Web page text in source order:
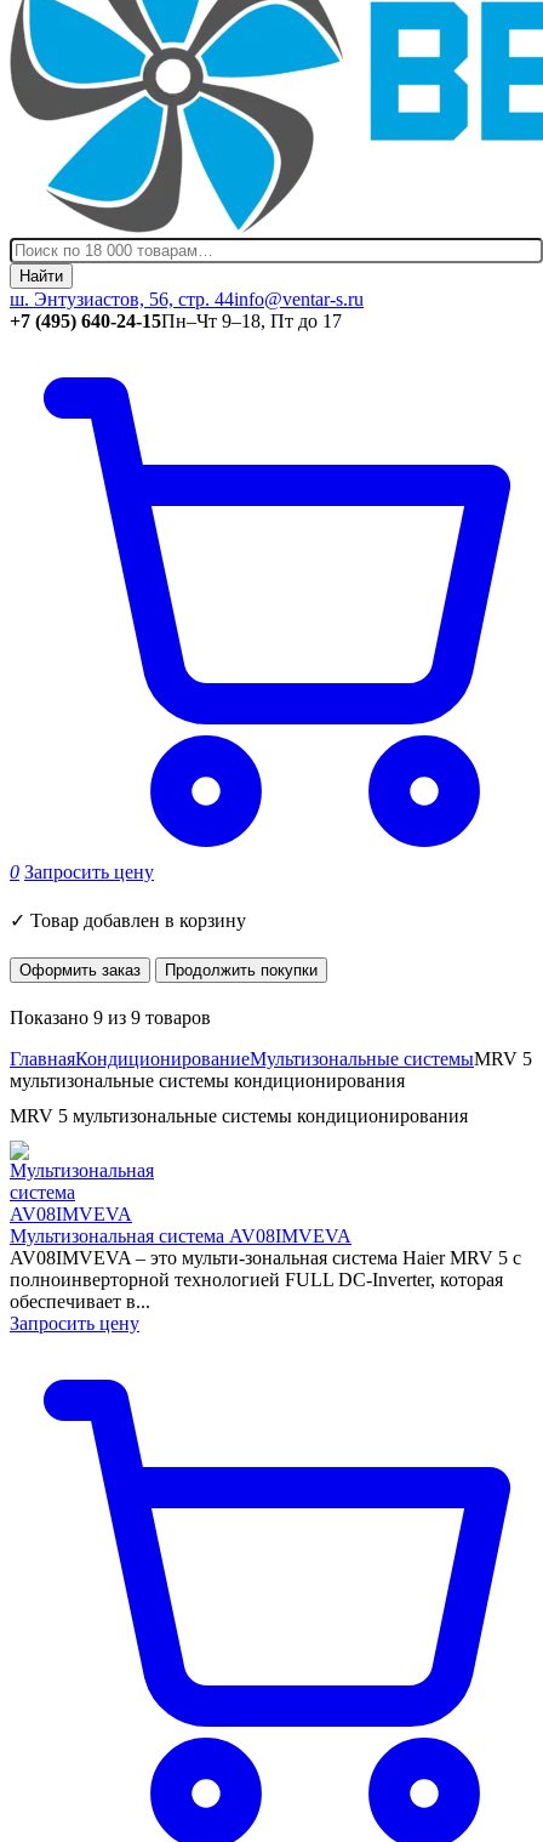
Найти
ш. Энтузиастов, 56, стр. 44info@ventar-s.ru
+7 (495) 640-24-15Пн–Чт 9–18, Пт до 17
0 Запросить цену
✓ Товар добавлен в корзину
Оформить заказ Продолжить покупки
Показано 9 из 9 товаров
ГлавнаяКондиционированиеМультизональные системыMRV 5
мультизональные системы кондиционирования
MRV 5 мультизональные системы кондиционирования
Мультизональная система AV08IMVEVA
AV08IMVEVA – это мульти-зональная система Haier MRV 5 с
полноинверторной технологией FULL DC-Inverter, которая
обеспечивает в...
Запросить цену